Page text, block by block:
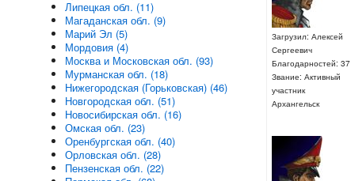
Загрузил: Алексей
Сергеевич
Благодарностей: 37
Звание: Активный
участник
Архангельск
Липецкая обл. (11)
Магаданская обл. (9)
Марий Эл (5)
Мордовия (4)
Москва и Московская обл. (93)
Мурманская обл. (18)
Нижегородская (Горьковская) (46)
Новгородская обл. (51)
Новосибирская обл. (16)
Омская обл. (23)
Оренбургская обл. (40)
Орловская обл. (28)
Пензенская обл. (22)